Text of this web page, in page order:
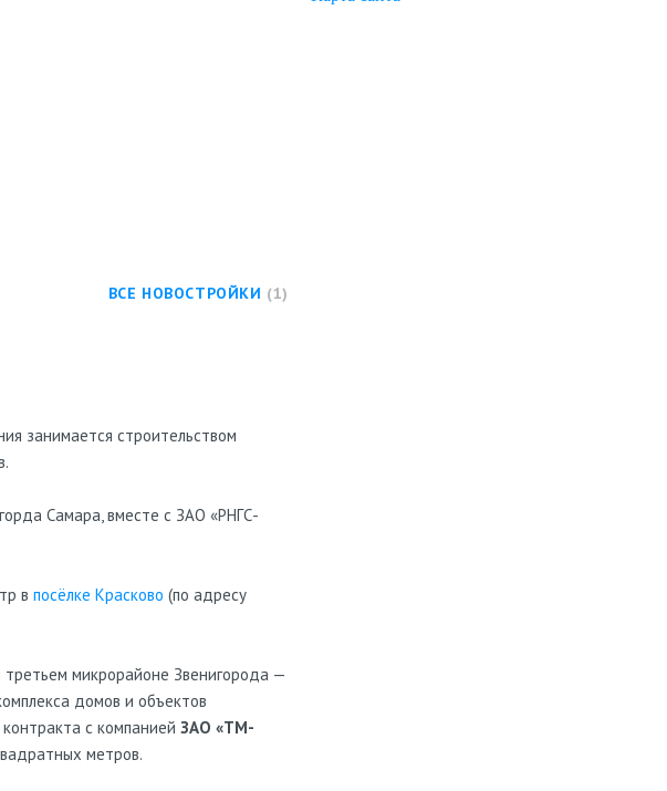
ВСЕ НОВОСТРОЙКИ 1
занимается строительством
Самара, вместе с ЗАО «РНГС-
в посёлке Красково (по адресу
микрорайоне Звенигорода —
домов и объектов
с компанией ЗАО «ТМ-
метров.